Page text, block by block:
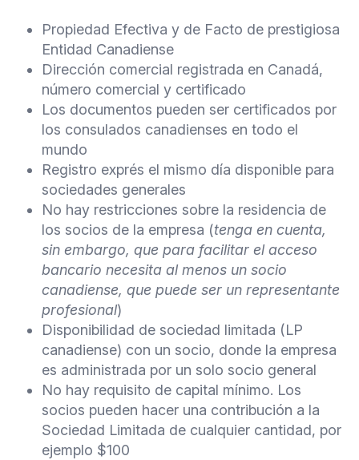
Propiedad Efectiva y de Facto de prestigiosa
Entidad Canadiense
Dirección comercial registrada en Canadá,
número comercial y certificado
Los documentos pueden ser certificados por
los consulados canadienses en todo el
mundo
Registro exprés el mismo día disponible para
sociedades generales
No hay restricciones sobre la residencia de
los socios de la empresa (tenga en cuenta,
sin embargo, que para facilitar el acceso
bancario necesita al menos un socio
canadiense, que puede ser un representante
profesional)
Disponibilidad de sociedad limitada (LP
canadiense) con un socio, donde la empresa
es administrada por un solo socio general
No hay requisito de capital mínimo. Los
socios pueden hacer una contribución a la
Sociedad Limitada de cualquier cantidad, por
ejemplo $100